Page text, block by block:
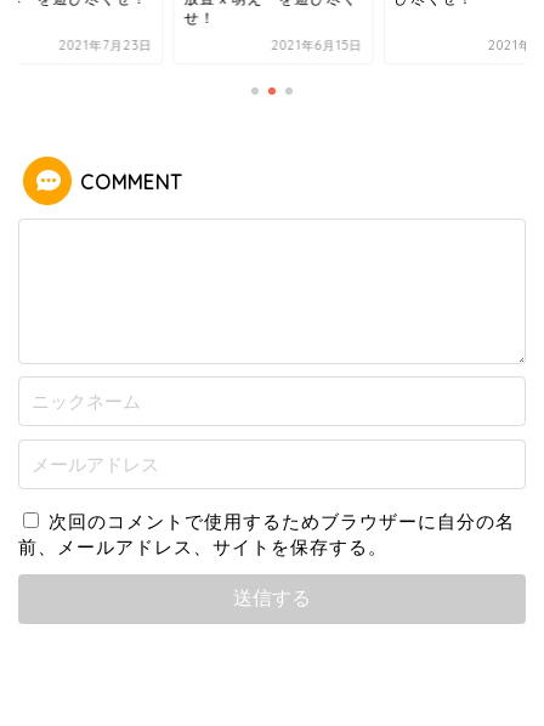
2021年6月15日 2021年8月6日 2021年7
COMMENT
次回のコメントで使用するためブラウザーに自分の名
前、メールアドレス、サイトを保存する。